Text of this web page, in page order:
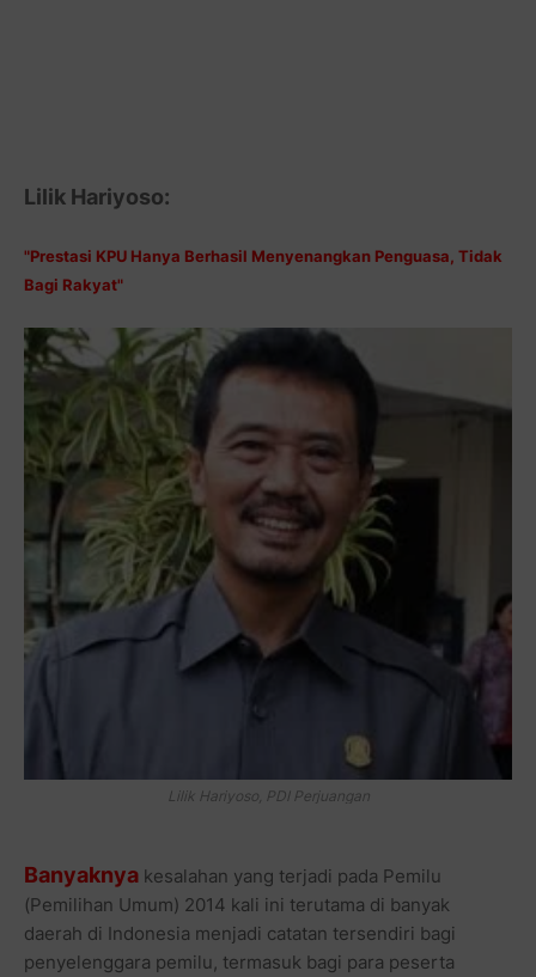
Lilik Hariyoso:
"Prestasi KPU Hanya Berhasil Menyenangkan Penguasa, Tidak
Bagi Rakyat"
Lilik Hariyoso, PDI Perjuangan
Banyaknya kesalahan yang terjadi pada Pemilu
(Pemilihan Umum) 2014 kali ini terutama di banyak
daerah di Indonesia menjadi catatan tersendiri bagi
penyelenggara pemilu, termasuk bagi para peserta